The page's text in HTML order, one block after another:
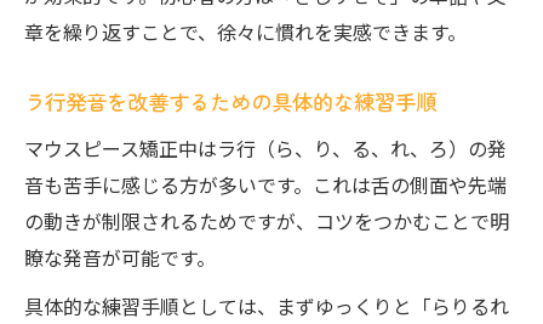
章を繰り返すことで、徐々に慣れを実感できます。
ラ行発音を改善するための具体的な練習手順
マウスピース矯正中はラ行（ら、り、る、れ、ろ）の発
音も苦手に感じる方が多いです。これは舌の側面や先端
の動きが制限されるためですが、コツをつかむことで明
瞭な発音が可能です。
具体的な練習手順としては、まずゆっくりと「らりるれ